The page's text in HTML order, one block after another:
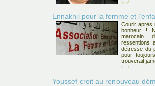
Ennakhil pour la femme et
Courir après
bonheur !
marocain
détresse du
pour
trouverait
(...)
Youssef croit au renouveau